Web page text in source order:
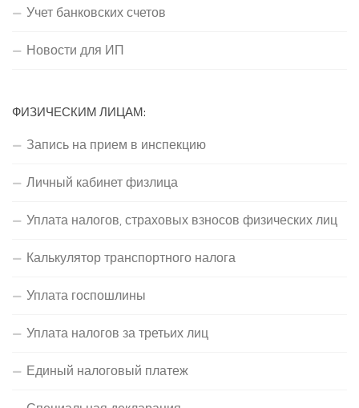
Учет банковских счетов
Новости для ИП
ФИЗИЧЕСКИМ ЛИЦАМ:
Запись на прием в инспекцию
Личный кабинет физлица
Уплата налогов, страховых взносов физических лиц
Калькулятор транспортного налога
Уплата госпошлины
Уплата налогов за третьих лиц
Единый налоговый платеж